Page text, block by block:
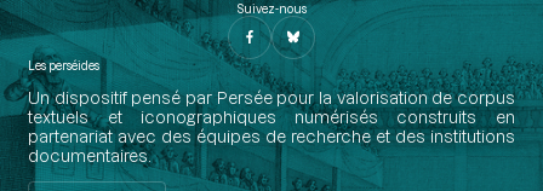
Suivez-nous
Les perséides
Un dispositif pensé par Persée pour la valorisation de corpus
textuels et iconographiques numérisés construits en
partenariat avec des équipes de recherche et des institutions
documentaires.